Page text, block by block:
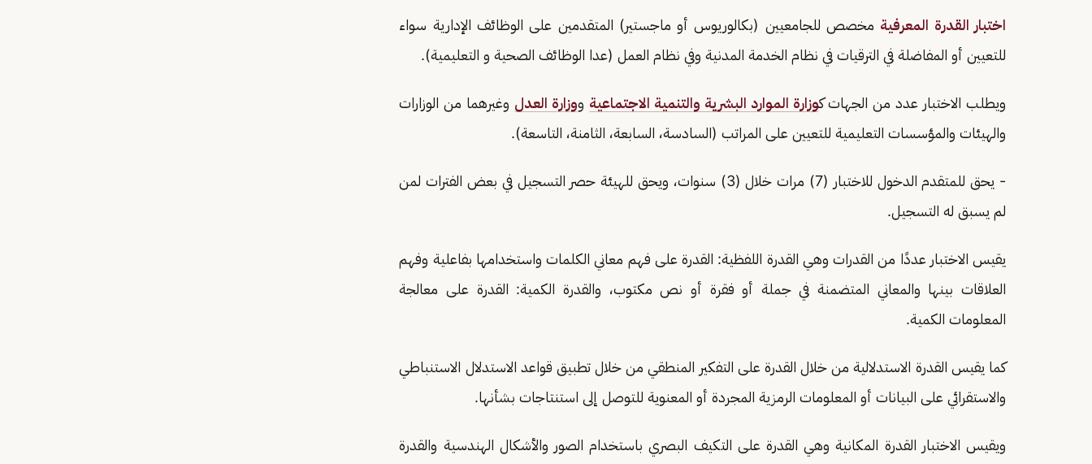
اختبار القدرة المعرفية مخصص للجامعيين (بكالوريوس أو ماجستير) المتقدمين على الوظائف الإدارية سواء
للتعيين أو المفاضلة في الترقيات في نظام الخدمة المدنية وفي نظام العمل (عدا الوظائف الصحية و التعليمية).
ويطلب الاختبار عدد من الجهات كوزارة الموارد البشرية والتنمية الاجتماعية ووزارة العدل وغيرهما من الوزارات
والهيئات والمؤسسات التعليمية للتعيين على المراتب (السادسة، السابعة، الثامنة، التاسعة).
- يحق للمتقدم الدخول للاختبار (7) مرات خلال (3) سنوات، ويحق للهيئة حصر التسجيل في بعض الفترات لمن
لم يسبق له التسجيل.
يقيس الاختبار عددًا من القدرات وهي القدرة اللفظية: القدرة على فهم معاني الكلمات واستخدامها بفاعلية وفهم
العلاقات بينها والمعاني المتضمنة في جملة أو فقرة أو نص مكتوب، والقدرة الكمية: القدرة على معالجة
المعلومات الكمية.
كما يقيس القدرة الاستدلالية من خلال القدرة على التفكير المنطقي من خلال تطبيق قواعد الاستدلال الاستنباطي
والاستقرائي على البيانات أو المعلومات الرمزية المجردة أو المعنوية للتوصل إلى استنتاجات بشأنها.
ويقيس الاختبار القدرة المكانية وهي القدرة على التكيف البصري باستخدام الصور والأشكال الهندسية والقدرة